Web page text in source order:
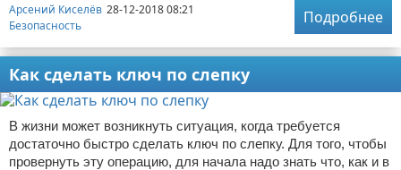
Арсений Киселёв 28-12-2018 08:21
Безопасность
Подробнее
Как сделать ключ по слепку
В жизни может возникнуть ситуация, когда требуется
достаточно быстро сделать ключ по слепку. Для того, чтобы
провернуть эту операцию, для начала надо знать что, как и в